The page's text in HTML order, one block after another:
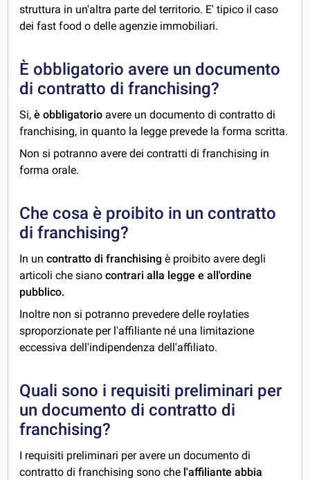
struttura in un'altra parte del territorio. E' tipico il caso
dei fast food o delle agenzie immobiliari.
È obbligatorio avere un documento
di contratto di franchising?
Si,è obbligatorio avere un documento di contratto di
franchising, in quanto la legge prevede la forma scritta.
Non si potranno avere dei contratti di franchising in
forma orale.
Che cosa è proibito in un contratto
di franchising?
In uncontratto di franchising è proibito avere degli
articoli che sianocontrari alla legge e all'ordine
pubblico.
Inoltre non si potranno prevedere delle roylaties
sproporzionate per l'affiliante né una limitazione
eccessiva dell'indipendenza dell'affiliato.
Quali sono i requisiti preliminari per
un documento di contratto di
franchising?
I requisiti preliminari per avere un documento di
contratto di franchising sono che l'affiliante abbia